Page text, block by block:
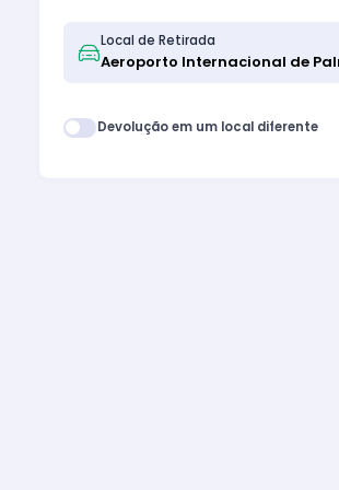
Local de Retirada
Devolução em um local diferente